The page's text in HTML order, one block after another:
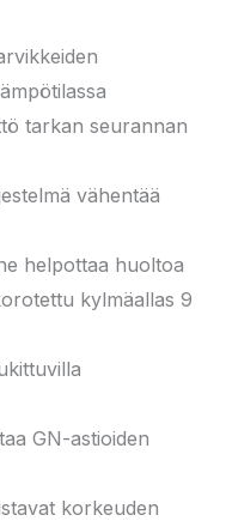
tarkan seurannan
vähentää
helpottaa huoltoa
kylmäallas 9
GN-astioiden
korkeuden